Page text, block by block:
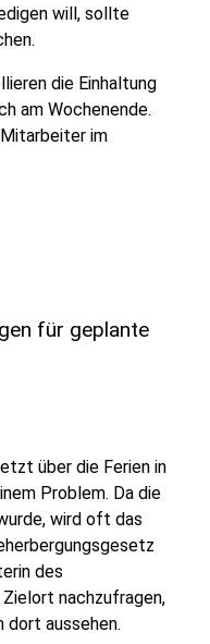
will, sollte
die Einhaltung
am Wochenende.
im
für geplante
über die Ferien in
Problem. Da die
wird oft das
des
nachzufragen,
dort aussehen.